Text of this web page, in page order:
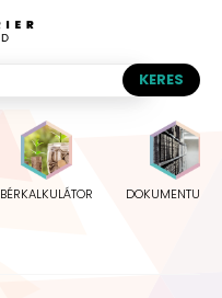
BÉRKALKULÁTOR